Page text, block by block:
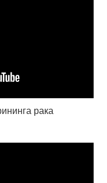
рака